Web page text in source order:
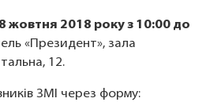
жовтня 2018 року з 10:00 до
«Президент», зала
12.
ЗМІ через форму: